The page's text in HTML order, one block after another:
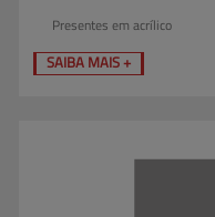
Presentes em acrílico
SAIBA MAIS +